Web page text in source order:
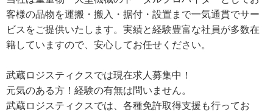
客様の品物を運搬・搬入・据付・設置まで一気通貫でサー
ビスをご提供いたします。実績と経験豊富な社員が多数在
籍していますので、安心してお任せください。
武蔵ロジスティクスでは現在求人募集中！
元気のある方！経験の有無は問いません。
武蔵ロジスティクスでは、各種免許取得支援も行ってお